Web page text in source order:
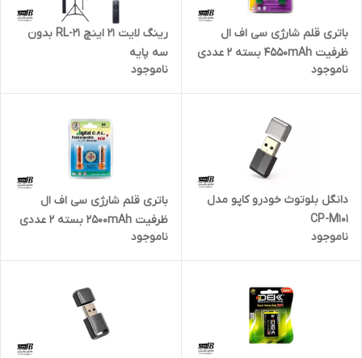
باتری قلم شارژی سی اف ال
ظرفیت 4550mAh بسته ۲ عددی
ناموجود
رینگ لایت 21 اینچ RL-21 بدون
سه پایه
ناموجود
دانگل بلوتوث خودرو کاپو مدل
CP-M101
ناموجود
باتری قلم شارژی سی اف ال
ظرفیت 2500mAh بسته ۲ عددی
ناموجود